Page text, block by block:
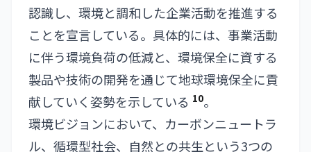
認識し、環境と調和した企業活動を推進する
ことを宣言している。具体的には、事業活動
に伴う環境負荷の低減と、環境保全に資する
製品や技術の開発を通じて地球環境保全に貢
献していく姿勢を示している 10。
環境ビジョンにおいて、カーボンニュートラ
ル、循環型社会、自然との共生という3つの